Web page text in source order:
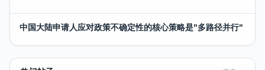
中国大陆申请人应对政策不确定性的核心策略是"多路径并行"